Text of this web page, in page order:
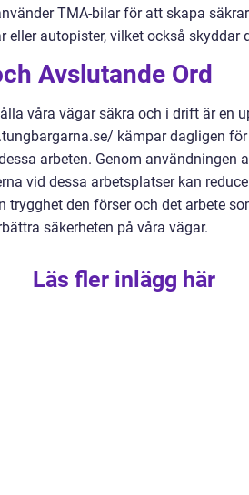
TMA-bilar för att skapa
eller autopister, vilket också skyddar
Avslutande Ord
våra vägar säkra och i drift är en
kämpar dagligen
arbeten. Genom användningen
vid dessa arbetsplatser kan
trygghet den förser och det arbete
säkerheten på våra vägar.
Läs fler inlägg här